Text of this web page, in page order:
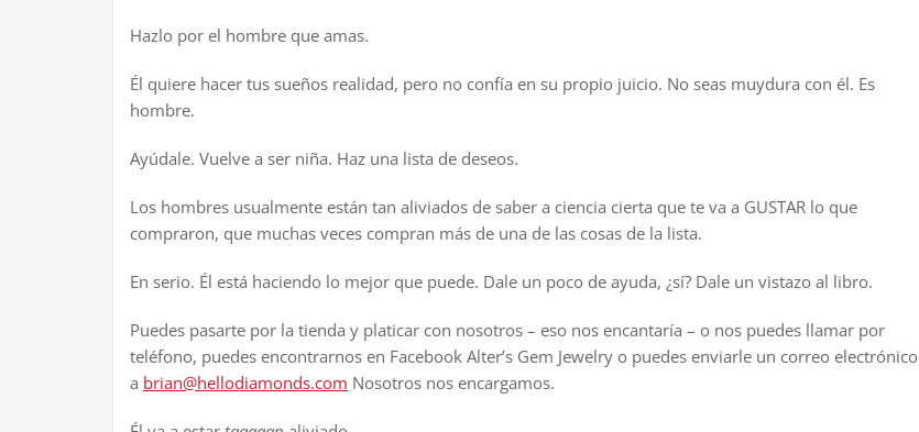
Hazlo por el hombre que amas.
Él quiere hacer tus sueños realidad, pero no confía en su propio juicio. No seas muydura con él. Es
hombre.
Ayúdale. Vuelve a ser niña. Haz una lista de deseos.
Los hombres usualmente están tan aliviados de saber a ciencia cierta que te va a GUSTAR lo que
compraron, que muchas veces compran más de una de las cosas de la lista.
En serio. Él está haciendo lo mejor que puede. Dale un poco de ayuda, ¿sí? Dale un vistazo al libro.
Puedes pasarte por la tienda y platicar con nosotros – eso nos encantaría – o nos puedes llamar por
teléfono, puedes encontrarnos en Facebook Alter’s Gem Jewelry o puedes enviarle un correo electrónico
a brian@hellodiamonds.com Nosotros nos encargamos.